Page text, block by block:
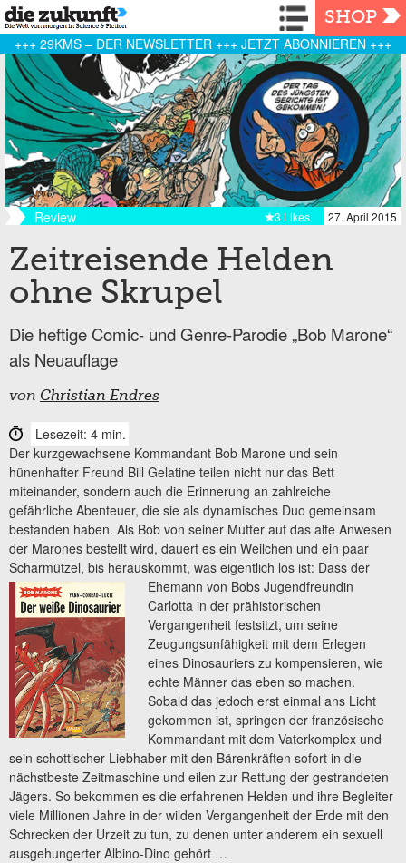
Navigation
SHOP
+++ 29KMS – DER NEWSLETTER +++ JETZT ABONNIEREN +++
Review 27. April 2015
3 Likes
Zeitreisende Helden
ohne Skrupel
Die heftige Comic- und Genre-Parodie „Bob Marone“
als Neuauflage
von Christian Endres
Lesezeit: 4 min.
Der kurzgewachsene Kommandant Bob Marone und sein
hünenhafter Freund Bill Gelatine teilen nicht nur das Bett
miteinander, sondern auch die Erinnerung an zahlreiche
gefährliche Abenteuer, die sie als dynamisches Duo gemeinsam
bestanden haben. Als Bob von seiner Mutter auf das alte Anwesen
der Marones bestellt wird, dauert es ein Weilchen und ein paar
Scharmützel, bis herauskommt, was eigentlich los ist: Dass der
Ehemannvon Bobs Jugendfreundin
Carlotta in der prähistorischen
Vergangenheit festsitzt, um seine
Zeugungsunfähigkeit mit dem Erlegen
eines Dinosauriers zu kompensieren, wie
echte Männer das eben so machen.
Sobald das jedoch erst einmal ans Licht
gekommen ist, springen der französische
Kommandant mit dem Vaterkomplex und
sein schottischer Liebhaber mit den Bärenkräften sofort in die
nächstbeste Zeitmaschine und eilen zur Rettung der gestrandeten
Jägers. So bekommen es die erfahrenen Helden und ihre Begleiter
viele Millionen Jahre in der wilden Vergangenheit der Erde mit den
Schrecken der Urzeit zu tun, zu denen unter anderem ein sexuell
ausgehungerter Albino-Dino gehört …